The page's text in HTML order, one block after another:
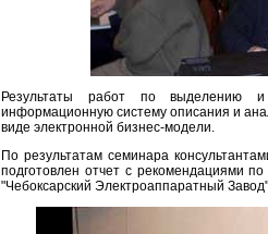
Результаты работ по выделению
информационную систему описания и
виде электронной бизнес-модели.
По результатам семинара
подготовлен отчет с рекомендациями
"Чебоксарский Электроаппаратный